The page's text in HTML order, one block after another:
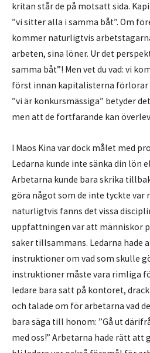
kritan står de på motsatt sida.
”vi sitter alla i samma båt”. Om
kommer naturligtvis
arbeten, sina löner. Ur det
samma båt”! Men vet du vad: vi
först innan kapitalisterna förlorar
”vi är konkursmässiga” betyder
men att de fortfarande kan
I Maos Kina var dock målet med
Ledarna kunde inte sänka din lön
Arbetarna kunde bara skrika
göra något som de inte tyckte var
naturligtvis fanns det vissa
uppfattningen var att människor
saker tillsammans. Ledarna hade
instruktioner om vad som skulle
instruktioner måste vara rimliga
ledare bara satt på kontoret,
och talade om för arbetarna vad
bara säga till honom: ”Gå ut
med oss!” Arbetarna hade rätt att